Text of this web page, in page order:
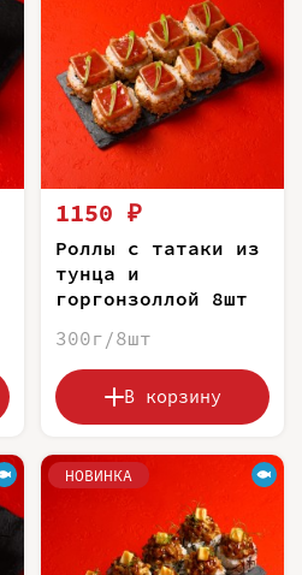
1150 ₽
Роллы с татаки из
тунца и
горгонзоллой 8шт
300г/8шт
В корзину
НОВИНКА